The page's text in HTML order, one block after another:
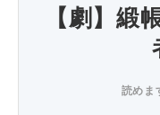
【劇】緞
読めま